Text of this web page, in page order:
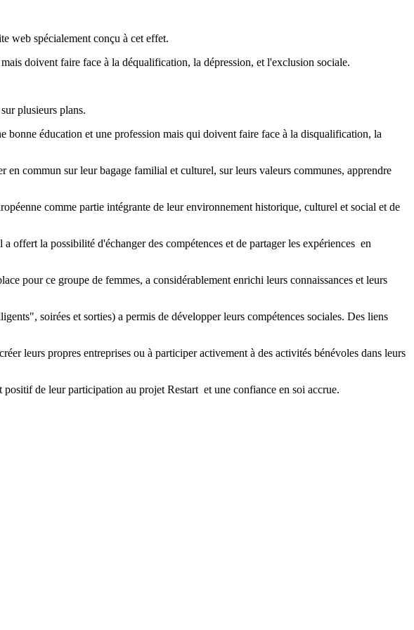
web spécialement conçu à cet effet.
doivent faire face à la déqualification, la dépression, et l'exclusion sociale.
plusieurs plans.
bonne éducation et une profession mais qui doivent faire face à la disqualification, la
commun sur leur bagage familial et culturel, sur leurs valeurs communes, apprendre
comme partie intégrante de leur environnement historique, culturel et social et de
offert la possibilité d'échanger des compétences et de partager les expériences en
pour ce groupe de femmes, a considérablement enrichi leurs connaissances et leurs
soirées et sorties) a permis de développer leurs compétences sociales. Des liens
leurs propres entreprises ou à participer activement à des activités bénévoles dans leurs
de leur participation au projet Restart et une confiance en soi accrue.